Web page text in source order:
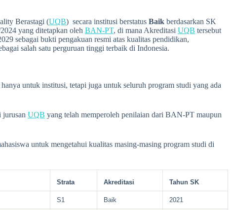
Berastagi (UQB) secara institusi berstatus Baik berdasarkan SK
yang ditetapkan oleh BAN-PT, di mana Akreditasi UQB tersebut
sebagai bukti pengakuan resmi atas kualitas pendidikan,
salah satu perguruan tinggi terbaik di Indonesia.
untuk institusi, tetapi juga untuk seluruh program studi yang ada
jurusan UQB yang telah memperoleh penilaian dari BAN-PT maupun
untuk mengetahui kualitas masing-masing program studi di
Strata Akreditasi Tahun SK
S1 Baik 2021